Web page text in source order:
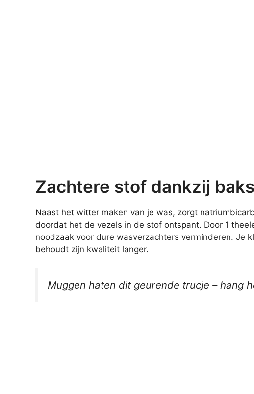
Zachtere stof dankzij
Naast het witter maken van je was, zorgt
doordat het de vezels in de stof ontspant. Door 1
noodzaak voor dure wasverzachters verminderen. Je
behoudt zijn kwaliteit langer.
Muggen haten dit geurende trucje – hang